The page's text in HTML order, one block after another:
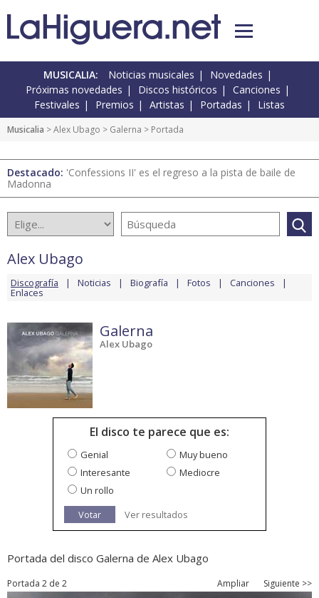
MUSICALIA: Noticias musicales
Novedades
Próximas novedades
Discos históricos
Canciones
Festivales
Premios Artistas Portadas Listas
Musicalia >Alex Ubago > Galerna > Portada
Destacado: 'Confessions II' es el regreso a la pista de baile de
Madonna
Alex Ubago
Discografía Noticias Biografía Fotos Canciones
Enlaces
Galerna
Alex Ubago
El disco te parece que es:
Genial
Muy bueno
Interesante
Mediocre
Un rollo
Votar
Ver resultados
Portada del disco Galerna de Alex Ubago
Portada 2 de 2 Ampliar Siguiente >>